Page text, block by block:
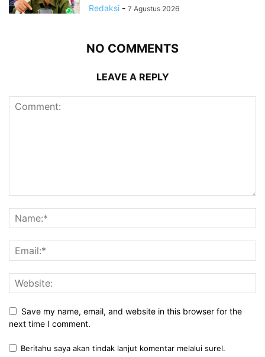
Redaksi - 7 Agustus 2026
NO COMMENTS
LEAVE A REPLY
Save my name, email, and website in this browser for the
next time I comment.
Beritahu saya akan tindak lanjut komentar melalui surel.